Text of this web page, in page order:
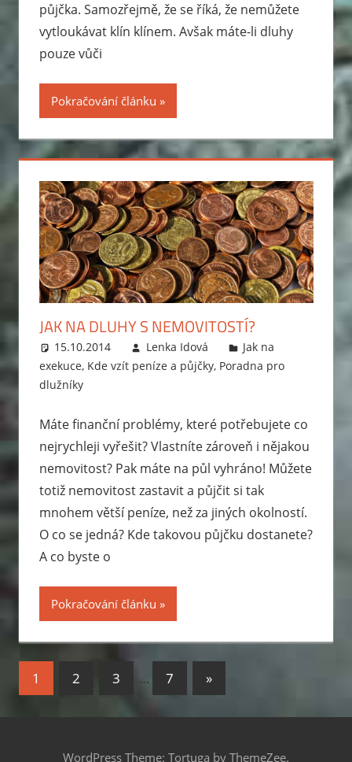
půjčka. Samozřejmě, že se říká, že nemůžete
vytloukávat klín klínem. Avšak máte-li dluhy
pouze vůči
Pokračování článku
JAK NA DLUHY S NEMOVITOSTÍ?
15.10.2014 Lenka Idová
Jak na
exekuce, Kde vzít peníze a půjčky, Poradna pro
dlužníky
Máte finanční problémy, které potřebujete co
nejrychleji vyřešit? Vlastníte zároveň i nějakou
nemovitost? Pak máte na půl vyhráno! Můžete
totiž nemovitost zastavit a půjčit si tak
mnohem větší peníze, než za jiných okolností.
O co se jedná? Kde takovou půjčku dostanete?
A co byste o
Pokračování článku
Stránkování
příspěvků
1 2 3 … 7
Next
Posts
»
WordPress Theme: Tortuga by ThemeZee.